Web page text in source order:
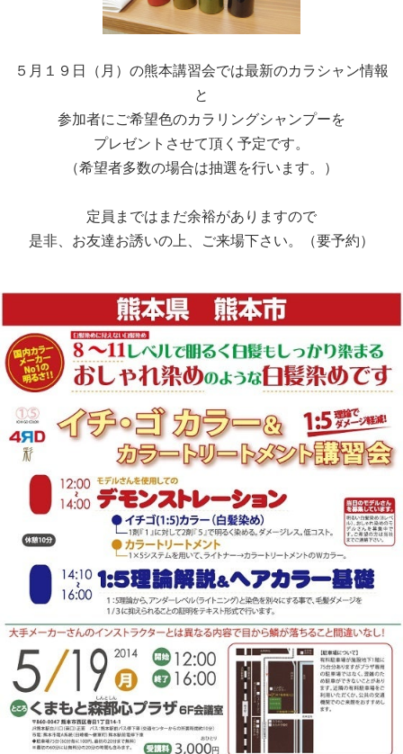
５月１９日（月）の熊本講習会では最新のカラシャン情報
と
参加者にご希望色のカラリングシャンプーを
プレゼントさせて頂く予定です。
（希望者多数の場合は抽選を行います。）
定員まではまだ余裕がありますので
是非、お友達お誘いの上、ご来場下さい。（要予約）